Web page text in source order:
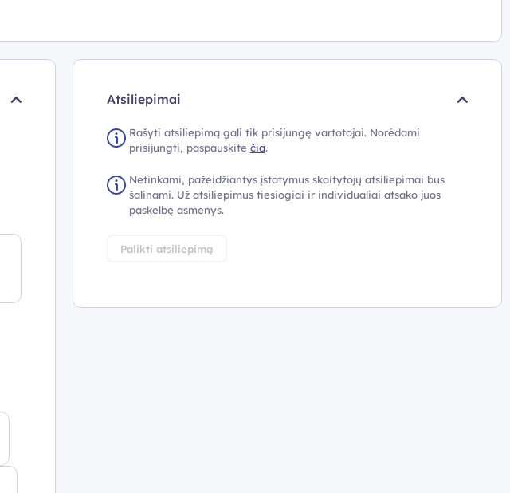
Atsiliepimai
Rašyti atsiliepimą gali tik prisijungę vartotojai. Norėdami
prisijungti, paspauskite čia.
Netinkami, pažeidžiantys įstatymus skaitytojų atsiliepimai bus
šalinami. Už atsiliepimus tiesiogiai ir individualiai atsako juos
paskelbę asmenys.
Palikti atsiliepimą